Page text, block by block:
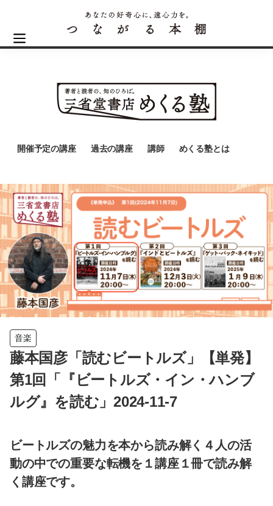
開催予定の講座 過去の講座 講師 めくる塾とは
音楽
藤本国彦「読むビートルズ」【単発】
第1回「『ビートルズ・イン・ハンブ
ルグ』を読む」2024-11-7
ビートルズの魅力を本から読み解く４人の活
動の中での重要な転機を１講座１冊で読み解
く講座です。